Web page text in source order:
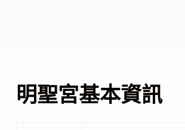
明聖宮基本資訊